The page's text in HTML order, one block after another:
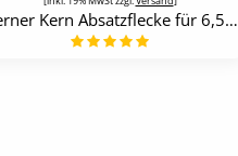
Werner Kern Absatzflecke für 6,5 cm-Absätze